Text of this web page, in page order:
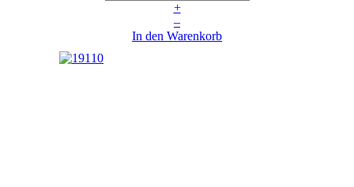
+
–
In den Warenkorb